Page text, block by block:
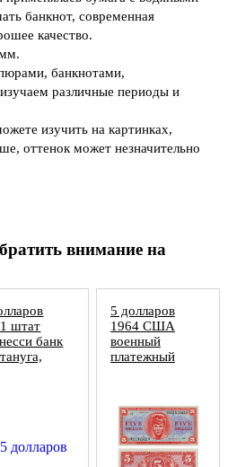
банкнот, современная
качество.
банкнотами,
различные периоды и
изучить на картинках,
оттенок может незначительно
внимание на
штат
банк
5 долларов
1964 США
военный
платежный